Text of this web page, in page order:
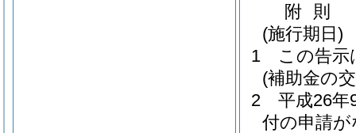
附 則
(施行期日)
1
この告示
(補助金の
2
平成26年
付の申請